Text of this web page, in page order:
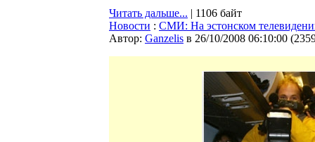
Читать дальше... | 1106 байт
Новости : СМИ: На эстонском
Автор: Ganzelis в 26/10/2008 06:10:00 (